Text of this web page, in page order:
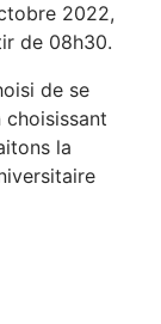
2022,
de 08h30.
de se
choisissant
la